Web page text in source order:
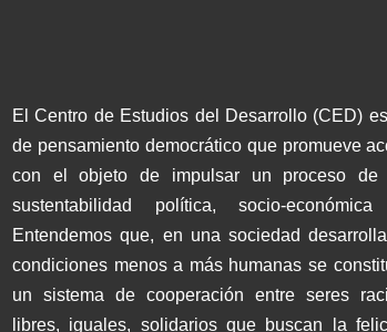
El Centro de Estudios del Desarrollo (CED)
de pensamiento democrático que promueve
con el objeto de impulsar un proceso de
sustentabilidad política, socio-
Entendemos que, en una sociedad
condiciones menos a más humanas se
un sistema de cooperación entre seres
libres, iguales, solidarios que buscan la